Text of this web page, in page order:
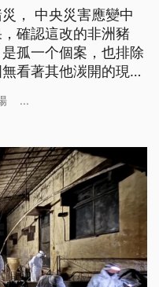
， 中央災害應變中
確認這改的非洲豬
孤一个個案，也排除
看著其他湠開的現
心強調，未來3工會維
...